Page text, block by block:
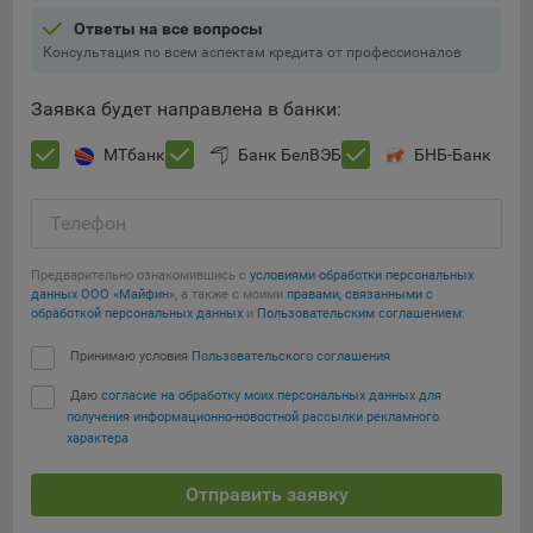
При этом, некоторые браузеры позволяют посещать
интернет-сайты в режиме «Инкогнито», чтобы ограничить
автоматически удалять сессионные файлы cookie. Кроме
того, субъект персональных данных может удалить ранее
сохраненные файлов cookie выбрав соответствующую
Подробнее о параметрах управления можно ознакомиться,
соответствующие страницы сайтов основных браузеров:
Firefox
Chrome
Safari
Opera
Microsoft Edge
Сохранить по умолчанию
Ответы на все вопросы
Консультация по всем аспектам кредита от профессионалов
Заявка будет направлена в банки:
МТбанк Банк БелВЭБ БНБ-Банк
Телефон
Предварительно ознакомившись с условиями обработки персональных
данных ООО «Майфин», а также с моими правами, связанными с
обработкой персональных данных и Пользовательским соглашением:
Принимаю условия Пользовательского соглашения
Даю согласие на обработку моих персональных данных для
получения информационно-новостной рассылки рекламного
характера
Отправить заявку